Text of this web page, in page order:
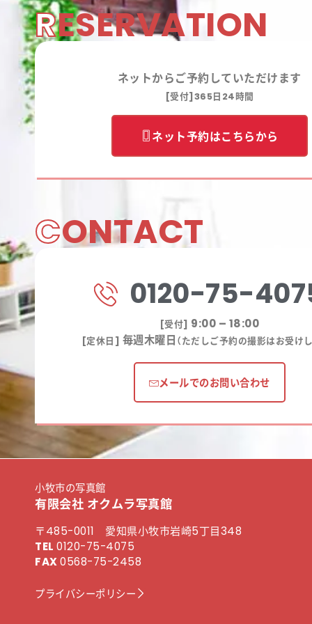
RESERVATION
ネットからご予約していただけます
[受付]365日24時間
ネット予約はこちらから
CONTACT
0120-75-
[受付] 9:00 – 18:00
[定休日] 毎週木曜日 （ただしご予約の撮影はお受け
メールでのお問い合わせ
小牧市の写真館
有限会社 オクムラ写真館
〒485-0011 愛知県小牧市岩崎5丁目348
TEL 0120-75-4075
FAX0568-75-2458
プライバシーポリシー